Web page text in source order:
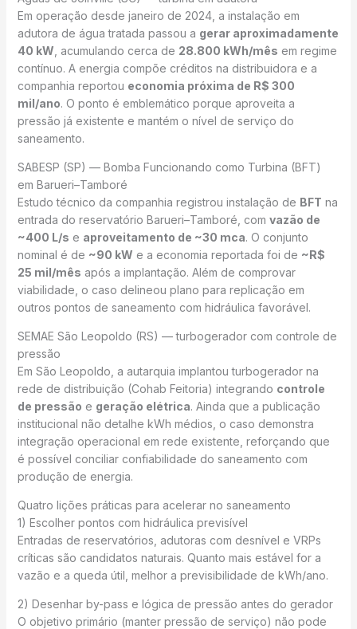
Em operação desde janeiro de 2024, a instalação em
adutora de água tratada passou a gerar aproximadamente
40 kW , acumulando cerca de 28.800 kWh/mês em regime
contínuo. A energia compõe créditos na distribuidora e a
companhia reportou economia próxima de R$ 300
mil/ano. O ponto é emblemático porque aproveita a
pressão já existente e mantém o nível de serviço do
saneamento.
SABESP (SP) — Bomba Funcionando como Turbina (BFT)
em Barueri–Tamboré
Estudo técnico da companhia registrou instalação de BFT na
entrada do reservatório Barueri–Tamboré, com vazão de
~400 L/s e aproveitamento de ~30 mca. O conjunto
nominal é de ~90 kW e a economia reportada foi de ~R$
25 mil/mês após a implantação. Além de comprovar
viabilidade, o caso delineou plano para replicação em
outros pontos de saneamento com hidráulica favorável.
SEMAE São Leopoldo (RS) — turbogerador com controle de
pressão
Em São Leopoldo, a autarquia implantou turbogerador na
rede de distribuição (Cohab Feitoria) integrando controle
de pressão e geração elétrica. Ainda que a publicação
institucional não detalhe kWh médios, o caso demonstra
integração operacional em rede existente, reforçando que
é possível conciliar confiabilidade do saneamento com
produção de energia.
Quatro lições práticas para acelerar no saneamento
1) Escolher pontos com hidráulica previsível
Entradas de reservatórios, adutoras com desnível e VRPs
críticas são candidatos naturais. Quanto mais estável for a
vazão e a queda útil, melhor a previsibilidade de kWh/ano.
2) Desenhar by-pass e lógica de pressão antes do gerador
O objetivo primário (manter pressão de serviço) não pode